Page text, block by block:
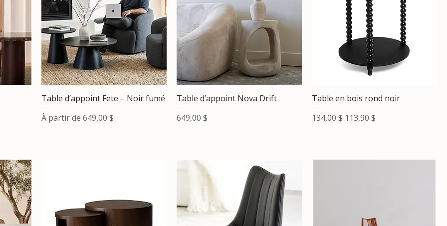
Table d’appoint Fete – Noir fumé
À partir de 649,00 $
Prix promotionnel
Table d’appoint Nova Drift
Prix
649,00 $
Table en bois rond noir
Prix original
134,00 $ Prix promotionnel
113,90 $